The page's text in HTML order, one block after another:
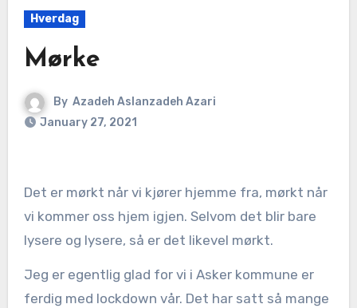
Hverdag
Mørke
By Azadeh Aslanzadeh Azari
January 27, 2021
Det er mørkt når vi kjører hjemme fra, mørkt når
vi kommer oss hjem igjen. Selvom det blir bare
lysere og lysere, så er det likevel mørkt.
Jeg er egentlig glad for vi i Asker kommune er
ferdig med lockdown vår. Det har satt så mange